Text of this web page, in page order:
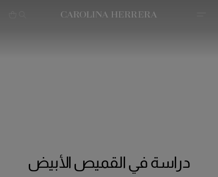
بيان إمكانية الوصول (الرابط)
دراسة في القميص الأبيض